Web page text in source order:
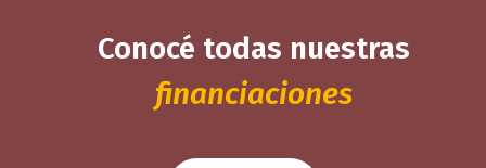
Conocé todas nuestras
financiaciones